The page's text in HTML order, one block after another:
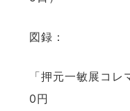
図録：
「押元一敏展コ
0円